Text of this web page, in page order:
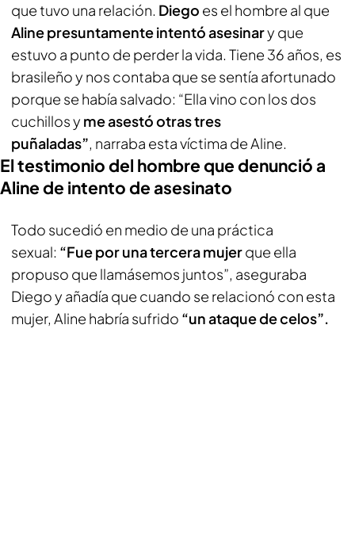
que tuvo una relación. Diego es el hombre al que
Aline presuntamente intentó asesinary que
estuvo a punto de perder la vida. Tiene 36 años, es
brasileño y nos contaba que se sentía afortunado
porque se había salvado: “Ella vino con los dos
cuchillos y me asestó otras tres
puñaladas”, narraba esta víctima de Aline.
El testimonio del hombre que denunció a
Aline de intento de asesinato
Todo sucedió en medio de una práctica
sexual: “Fue por una tercera mujerque ella
propuso que llamásemos juntos”, aseguraba
Diego y añadía que cuando se relacionó con esta
mujer, Aline habría sufrido “un ataque de celos”.